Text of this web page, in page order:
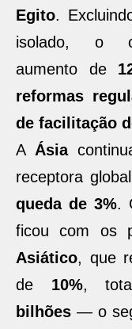
Egito.
isolado, o
aumento de
reformas
de facilitação
A Ásia
receptora
queda de 3%.
ficou com os
Asiático, que
de 10%,
bilhões — o